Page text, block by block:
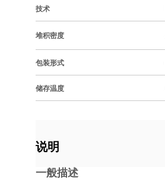
技术
堆积密度
包装形式
储存温度
说明
一般描述